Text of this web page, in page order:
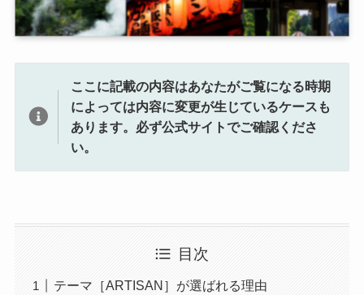
ここに記載の内容はあなたがご覧になる時期
によっては内容に変更が生じているケースも
あります。 必ず公式サイトでご確認くださ
い。
目次
テーマ［ARTISAN］が選ばれる理由